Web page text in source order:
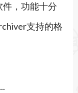
件，功能十分
支持的格